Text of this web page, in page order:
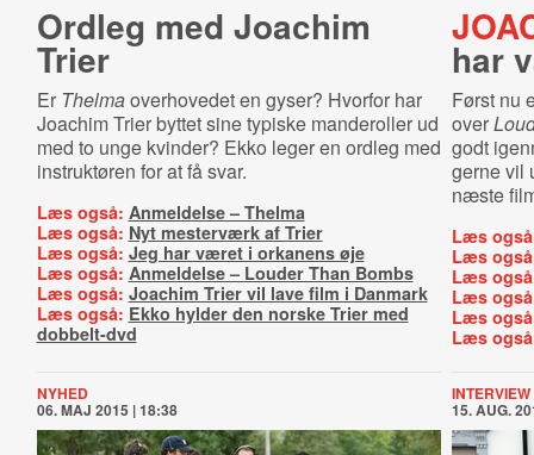
Ordleg med Joachim
Trier
Er Thelmaoverhovedet en gyser? Hvorfor har
Joachim Trier byttet sine typiske manderoller ud
med to unge kvinder? Ekko leger en ordleg med
instruktøren for at få svar.
Læs også: Anmeldelse – Thelma
Læs også: Nyt mesterværk af Trier
Læs også: Jeg har været i orkanens øje
Læs også: Anmeldelse – Louder Than Bombs
Læs også: Joachim Trier vil lave film i Danmark
Læs også: Ekko hylder den norske Trier med
dobbelt-dvd
har
Først nu
over
godt
gerne vil
næste
Læs
Læs
Læs
Læs
Læs
Læs
NYHED
06. MAJ 2015 | 18:38
INTERVIEW
15. AUG.